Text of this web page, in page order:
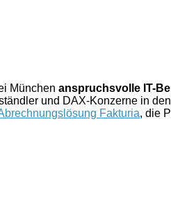
München anspruchsvolle IT-
und DAX-Konzerne in
Fakturia, die